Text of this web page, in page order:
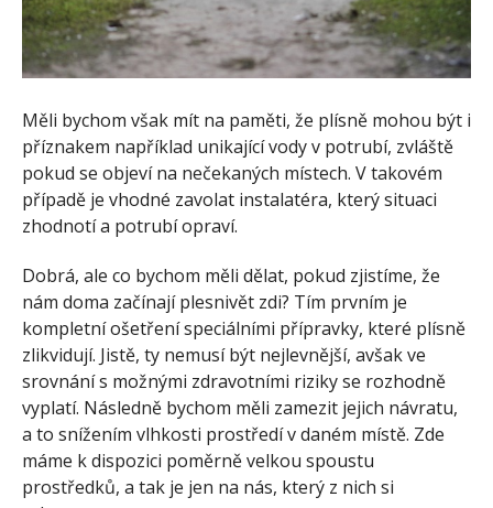
Měli bychom však mít na paměti, že plísně mohou být i
příznakem například unikající vody v potrubí, zvláště
pokud se objeví na nečekaných místech. V takovém
případě je vhodné zavolat instalatéra, který situaci
zhodnotí a potrubí opraví.
Dobrá, ale co bychom měli dělat, pokud zjistíme, že
nám doma začínají plesnivět zdi? Tím prvním je
kompletní ošetření speciálními přípravky, které plísně
zlikvidují. Jistě, ty nemusí být nejlevnější, avšak ve
srovnání s možnými zdravotními riziky se rozhodně
vyplatí. Následně bychom měli zamezit jejich návratu,
a to snížením vlhkosti prostředí v daném místě. Zde
máme k dispozici poměrně velkou spoustu
prostředků, a tak je jen na nás, který z nich si